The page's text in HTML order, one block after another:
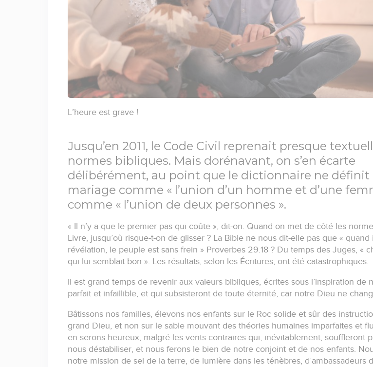
L’heure est grave !
Jusqu’en 2011, le Code Civil reprenait presque
normes bibliques. Mais dorénavant, on s’en écarte
délibérément, au point que le dictionnaire ne définit
mariage comme « l’union d’un homme et d’une
comme « l’union de deux personnes ».
« Il n’y a que le premier pas qui coûte », dit-on. Quand on met de côté les
Livre, jusqu’où risque-t-on de glisser ? La Bible ne nous dit-elle pas que « quand
révélation, le peuple est sans frein » Proverbes 29.18 ? Du temps des Juges, «
qui lui semblait bon ». Les résultats, selon les Écritures, ont été catastrophiques.
Il est grand temps de revenir aux valeurs bibliques, écrites sous l’inspiration de
parfait et infaillible, et qui subsisteront de toute éternité, car notre Dieu ne
Bâtissons nos familles, élevons nos enfants sur le Roc solide et sûr des
grand Dieu, et non sur le sable mouvant des théories humaines imparfaites et
en serons heureux, malgré les vents contraires qui, inévitablement, souffleront
nous déstabiliser, et nous ferons le bien de notre conjoint et de nos enfants.
notre mission de sel de la terre, de lumière dans les ténèbres, d’ambassadeurs